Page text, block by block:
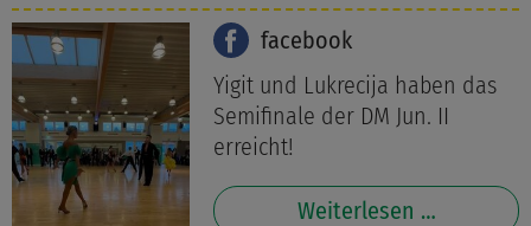
facebook
Yigit und Lukrecija haben das
Semifinale der DM Jun. II
erreicht!
Weiterlesen …